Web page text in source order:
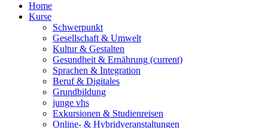
Home
Kurse
Schwerpunkt
Gesellschaft & Umwelt
Kultur & Gestalten
Gesundheit & Ernährung (current)
Sprachen & Integration
Beruf & Digitales
Grundbildung
junge vhs
Exkursionen & Studienreisen
Online- & Hybridveranstaltungen